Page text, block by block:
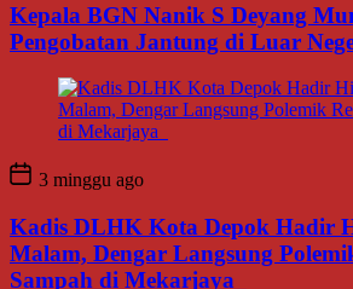
Kepala BGN Nanik S Deyang
Pengobatan Jantung di Luar
3 minggu ago
Kadis DLHK Kota Depok Hadir
Malam, Dengar Langsung
Sampah di Mekarjaya